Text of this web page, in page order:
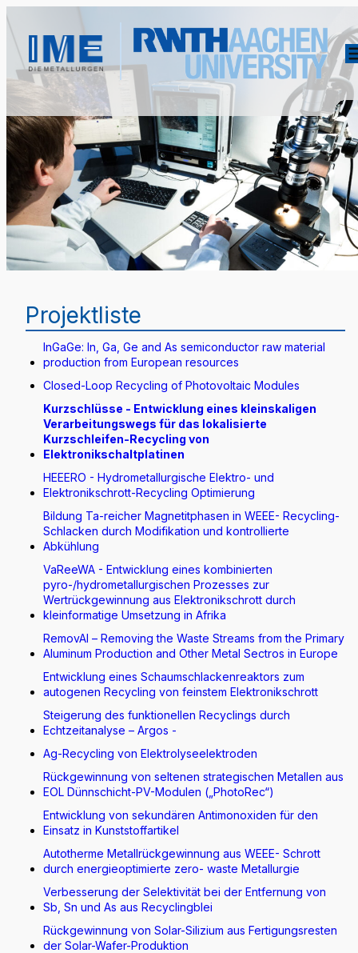
Projektliste
InGaGe: In, Ga, Ge and As semiconductor raw material
production from European resources
Closed-Loop Recycling of Photovoltaic Modules
Kurzschlüsse - Entwicklung eines kleinskaligen
Verarbeitungswegs für das lokalisierte
Kurzschleifen-Recycling von
Elektronikschaltplatinen
HEEERO - Hydrometallurgische Elektro- und
Elektronikschrott-Recycling Optimierung
Bildung Ta-reicher Magnetitphasen in WEEE- Recycling-
Schlacken durch Modifikation und kontrollierte
Abkühlung
VaReeWA - Entwicklung eines kombinierten
pyro-/hydrometallurgischen Prozesses zur
Wertrückgewinnung aus Elektronikschrott durch
kleinformatige Umsetzung in Afrika
RemovAl – Removing the Waste Streams from the Primary
Aluminum Production and Other Metal Sectros in Europe
Entwicklung eines Schaumschlackenreaktors zum
autogenen Recycling von feinstem Elektronikschrott
Steigerung des funktionellen Recyclings durch
Echtzeitanalyse – Argos -
Ag-Recycling von Elektrolyseelektroden
Rückgewinnung von seltenen strategischen Metallen aus
EOL Dünnschicht-PV-Modulen („PhotoRec“)
Entwicklung von sekundären Antimonoxiden für den
Einsatz in Kunststoffartikel
Autotherme Metallrückgewinnung aus WEEE- Schrott
durch energieoptimierte zero- waste Metallurgie
Verbesserung der Selektivität bei der Entfernung von
Sb, Sn und As aus Recyclingblei
Rückgewinnung von Solar-Silizium aus Fertigungsresten
der Solar-Wafer-Produktion